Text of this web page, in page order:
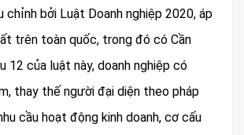
chỉnh bởi Luật Doanh nghiệp 2020, áp
trên toàn quốc, trong đó có Cần
12 của luật này, doanh nghiệp có
thay thế người đại diện theo pháp
cầu hoạt động kinh doanh, cơ cấu